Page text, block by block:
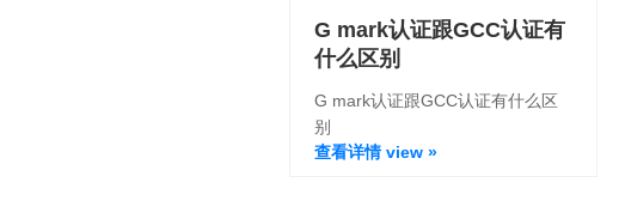
G mark认证跟GCC认证有
什么区别
G mark认证跟GCC认证有什么区
别
查看详情 view »